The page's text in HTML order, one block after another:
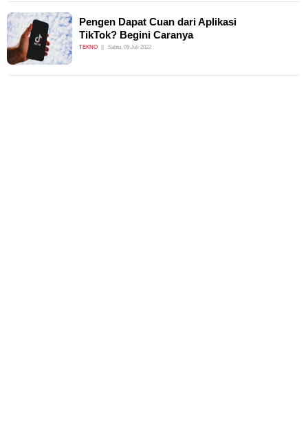
Pengen Dapat Cuan dari Aplikasi
TikTok? Begini Caranya
TEKNO Sabtu, 09 Juli 2022